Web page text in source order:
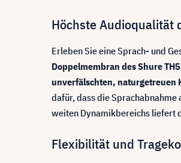
Höchste Audioqualität
Erleben Sie eine Sprach- und
Doppelmembran des Shure
unverfälschten, naturgetreuen
dafür, dass die
weiten Dynamikbereichs liefert
Flexibilität und